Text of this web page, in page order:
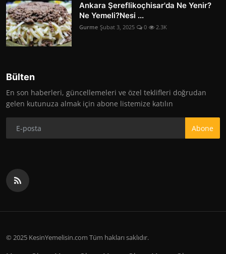
Ankara Şereflikoçhisar'da Ne Yenir?
Ne Yemeli?Nesi ...
Gurme Şubat 3, 2025 0 2.3K
Bülten
En son haberleri, güncellemeleri ve özel teklifleri doğrudan
gelen kutunuza almak için abone listemize katılın
Abone
© 2025 KesinYemelisin.com Tüm hakları saklıdır.